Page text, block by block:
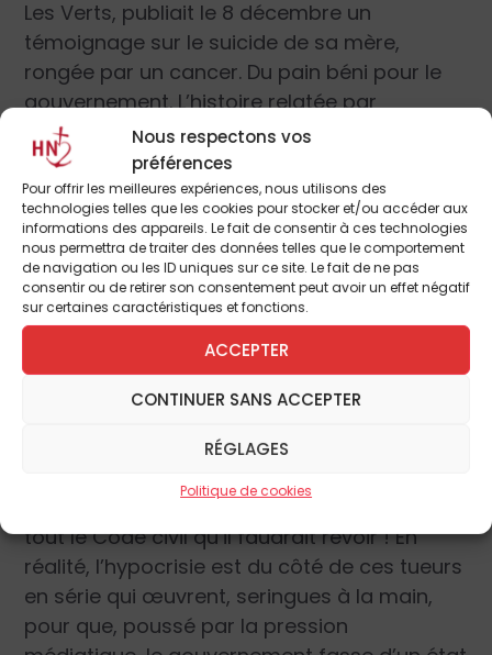
Nous respectons vos
préférences
Pour offrir les meilleures expériences, nous utilisons des
technologies telles que les cookies pour stocker et/ou accéder aux
informations des appareils. Le fait de consentir à ces technologies
nous permettra de traiter des données telles que le comportement
de navigation ou les ID uniques sur ce site. Le fait de ne pas
consentir ou de retirer son consentement peut avoir un effet négatif
sur certaines caractéristiques et fonctions.
ACCEPTER
CONTINUER SANS ACCEPTER
RÉGLAGES
Politique de cookies
Les Verts, publiait le 8 décembre un
témoignage sur le suicide de sa mère,
rongée par un cancer. Du pain béni pour le
gouvernement. L’histoire relatée par
Sandrine Rousseau vient s’ajouter à celles
de Vincent Humbert, Chantal Sébire et tous
les autres. Elles donnent l’illusion d’ancrer le
débat dans du réel, du vécu…
Une loi hypocrite
La loi sur la fin de vie en vigueur serait
hypocrite, arguent les militants pro-
euthanasie, car elle interdit l’euthanasie
que des médecins la pratiquent
respectée serait donc hypocrite ? Alors c’est
tout le Code civil qu’il faudrait revoir ! En
réalité, l’hypocrisie est du côté de ces tueurs
en série qui œuvrent, seringues à la main,
pour que, poussé par la pression